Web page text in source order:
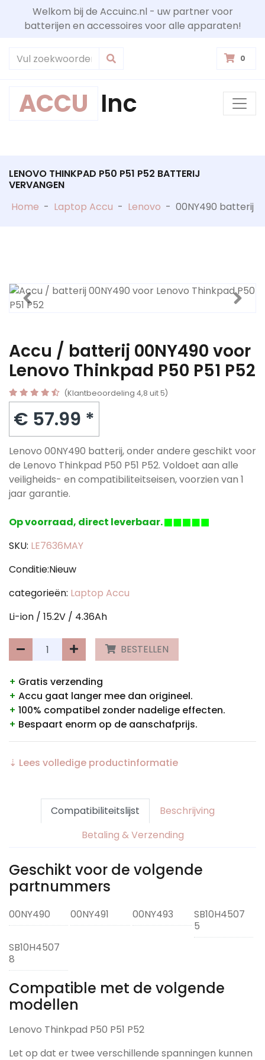
Welkom bij de Accuinc.nl - uw partner voor
batterijen en accessoires voor alle apparaten!
0
ACCU Inc
LENOVO THINKPAD P50 P51 P52 BATTERIJ
VERVANGEN
Home - Laptop Accu - Lenovo - 00NY490 batterij
Accu / batterij 00NY490 voor
Lenovo Thinkpad P50 P51 P52
(Klantbeoordeling 4,8 uit 5)
€ 57.99 *
Lenovo 00NY490 batterij, onder andere geschikt voor
de Lenovo Thinkpad P50 P51 P52. Voldoet aan alle
veiligheids- en compatibiliteitseisen, voorzien van 1
jaar garantie.
Op voorraad, direct leverbaar.
SKU: LE7636MAY
Conditie:Nieuw
categorieën: Laptop Accu
Li-ion / 15.2V / 4.36Ah
BESTELLEN
+ Gratis verzending
+ Accu gaat langer mee dan origineel.
+ 100% compatibel zonder nadelige effecten.
+ Bespaart enorm op de aanschafprijs.
⇣ Lees volledige productinformatie
Compatibiliteitslijst
Beschrijving
Betaling & Verzending
Geschikt voor de volgende
partnummers
00NY490 00NY491 00NY493
SB10H4507
5
SB10H4507
8
Compatible met de volgende
modellen
Lenovo Thinkpad P50 P51 P52
Let op dat er twee verschillende spanningen kunnen